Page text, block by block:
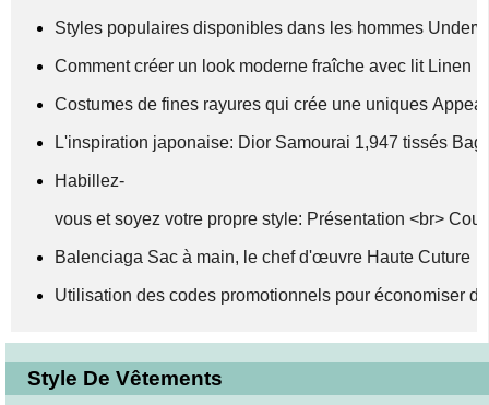
Styles populaires disponibles dans les hommes
Comment créer un look moderne fraîche avec lit Linen
Costumes de fines rayures qui crée une uniques Appeal
L'inspiration japonaise: Dior Samourai 1,947 tissés Bag
Habillez-
vous et soyez votre propre style: Présentation <br>
Balenciaga Sac à main, le chef d'œuvre Haute Cuture
Utilisation des codes promotionnels pour économiser
Style De Vêtements